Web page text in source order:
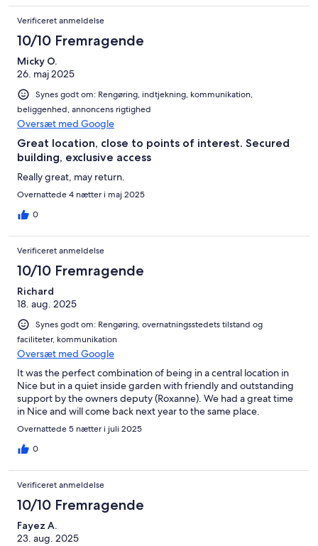
Verificeret anmeldelse
10/10 Fremragende
Micky O.
26. maj 2025
Synes godt om: Rengøring, indtjekning, kommunikation,
beliggenhed, annoncens rigtighed
Oversæt med Google
Great location, close to points of interest. Secured
building, exclusive access
Really great, may return.
Overnattede 4 nætter i maj 2025
0
Verificeret anmeldelse
10/10 Fremragende
Richard
18. aug. 2025
Synes godt om: Rengøring, overnatningsstedets tilstand og
faciliteter, kommunikation
Oversæt med Google
It was the perfect combination of being in a central location in
Nice but in a quiet inside garden with friendly and outstanding
support by the owners deputy (Roxanne). We had a great time
in Nice and will come back next year to the same place.
Overnattede 5 nætter i juli 2025
0
Verificeret anmeldelse
10/10 Fremragende
Fayez A.
23. aug. 2025